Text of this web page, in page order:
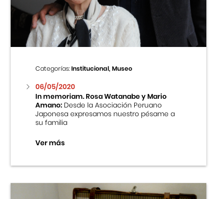
Centro Cultural Peruano Japonés
Cursos
Museo de la Inmigración Japonesa
Fondo Editorial
Teatro Peruano Japonés
Categorías:Institucional, Museo
06/05/2020
In memoriam. Rosa Watanabe y Mario
Amano:Desde la Asociación Peruano
Japonesa expresamos nuestro pésame a
su familia
Ver más